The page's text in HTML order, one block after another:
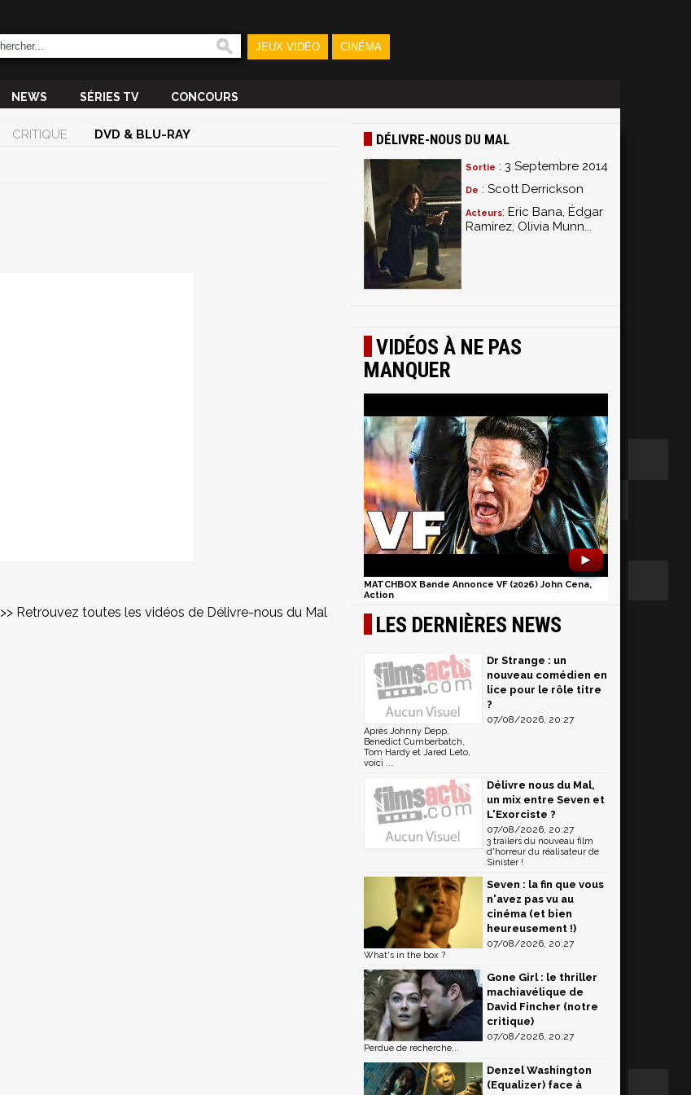
JEUX VIDÉO CINÉMA
NEWS SÉRIES TV CONCOURS
CRITIQUE DVD & BLU-RAY
>> Retrouvez toutes les vidéos de Délivre-nous du Mal
DÉLIVRE-NOUS DU MAL
Sortie : 3 Septembre 2014
De : Scott Derrickson
Acteurs: Eric Bana, Édgar
Ramírez, Olivia Munn...
VIDÉOS À NE PAS
MANQUER
►
MATCHBOX Bande Annonce VF (2026) John Cena,
Action
LES DERNIÈRES NEWS
Dr Strange : un
nouveau comédien en
lice pour le rôle titre
?
07/08/2026, 20:27
Après Johnny Depp,
Benedict Cumberbatch,
Tom Hardy et Jared Leto,
voici ...
Délivre nous du Mal,
un mix entre Seven et
L'Exorciste ?
07/08/2026, 20:27
3 trailers du nouveau film
d'horreur du réalisateur de
Sinister !
Seven : la fin que vous
n'avez pas vu au
cinéma (et bien
heureusement !)
07/08/2026, 20:27
What's in the box ?
Gone Girl : le thriller
machiavélique de
David Fincher (notre
critique)
07/08/2026, 20:27
Perdue de recherche...
Denzel Washington
(Equalizer) face à